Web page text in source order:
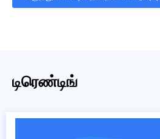
டிரெண்டிங்